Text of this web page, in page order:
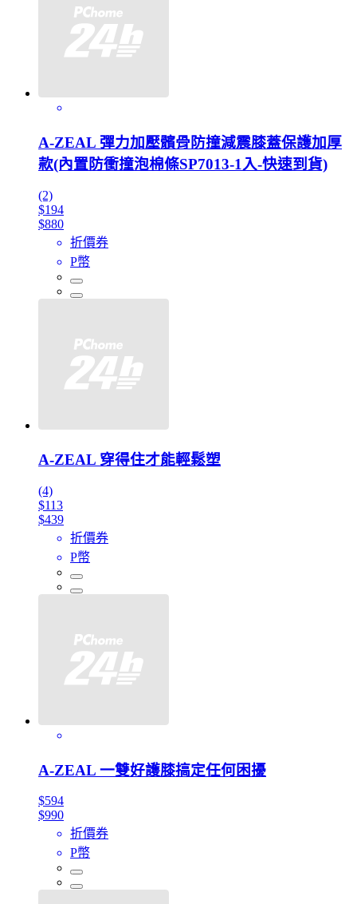
A-ZEAL 彈力加壓髕骨防撞減震膝蓋保護加厚
款(內置防衝撞泡棉條SP7013-1入-快速到貨)
(2)
$194
$880
折價券
P幣
A-ZEAL 穿得住才能輕鬆塑
(4)
$113
$439
折價券
P幣
A-ZEAL 一雙好護膝搞定任何困擾
$594
$990
折價券
P幣